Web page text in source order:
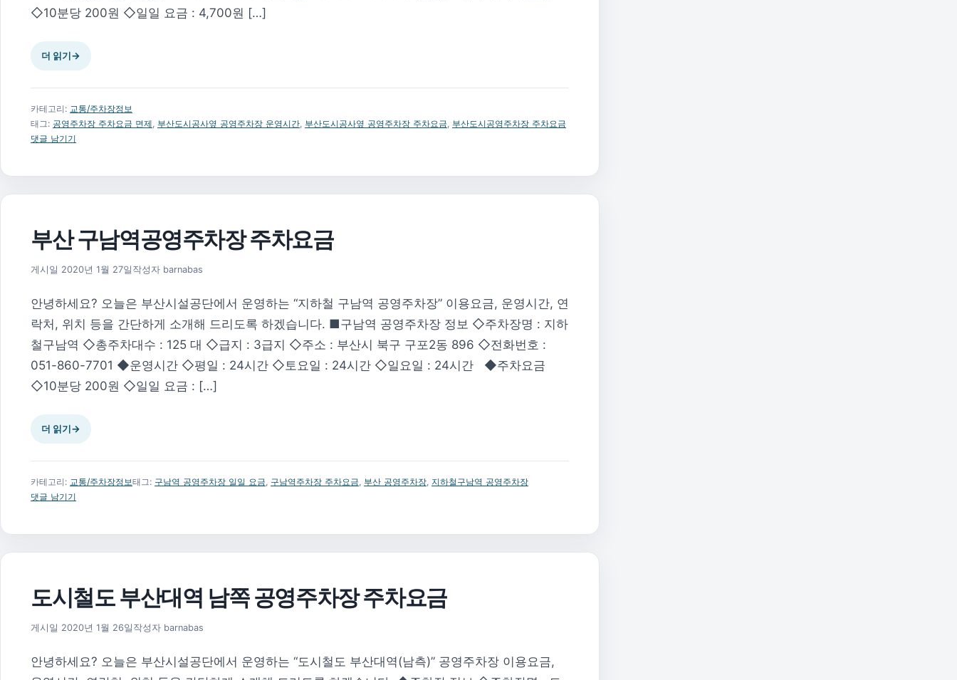
◇10분당 200원 ◇일일 요금 : 4,700원 […]
더 읽기→
카테고리: 교통/주차장정보
태그: 공영주차장 주차요금 면제, 부산도시공사옆 공영주차장 운영시간, 부산도시공사옆 공영주차장 주차요금, 부산도시공영주차장 주차요금
댓글 남기기
부산 구남역공영주차장 주차요금
게시일 2020년 1월 27일 2026년 8월 1일
작성자 barnabas
안녕하세요? 오늘은 부산시설공단에서 운영하는 “지하철 구남역 공영주차장” 이용요금, 운영시간, 연
락처, 위치 등을 간단하게 소개해 드리도록 하겠습니다. ■구남역 공영주차장 정보 ◇주차장명 : 지하
철구남역 ◇총주차대수 : 125 대 ◇급지 : 3급지 ◇주소 : 부산시 북구 구포2동 896 ◇전화번호 :
051-860-7701 ◆운영시간 ◇평일 : 24시간 ◇토요일 : 24시간 ◇일요일 : 24시간 ◆주차요금
◇10분당 200원 ◇일일 요금 : […]
더 읽기→
카테고리: 교통/주차장정보태그: 구남역 공영주차장 일일 요금, 구남역주차장 주차요금, 부산 공영주차장, 지하철구남역 공영주차장
댓글 남기기
도시철도 부산대역 남쪽 공영주차장 주차요금
게시일 2020년 1월 26일 2026년 8월 1일
작성자 barnabas
안녕하세요? 오늘은 부산시설공단에서 운영하는 “도시철도 부산대역(남측)” 공영주차장 이용요금,